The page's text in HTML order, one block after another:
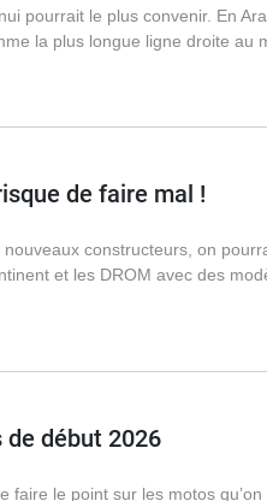
pourrait le plus convenir. En
la plus longue ligne droite au
de faire mal !
constructeurs, on
et les DROM avec des
de début 2026
faire le point sur les motos